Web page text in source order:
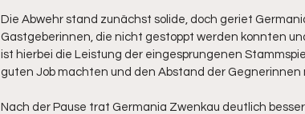
Die Abwehr stand zunächst solide, doch geriet
Gastgeberinnen, die nicht gestoppt werden konnten
ist hierbei die Leistung der eingesprungenen
guten Job machten und den Abstand der Gegnerinnen
Nach der Pause trat Germania Zwenkau deutlich